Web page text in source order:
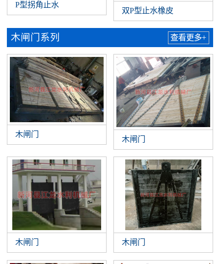
P型拐角止水
双P型止水橡皮
木闸门系列 查看更多+
木闸门
木闸门
木闸门 木闸门